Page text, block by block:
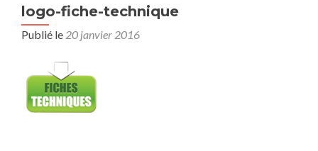
logo-fiche-technique
Publié le 20 janvier 2016